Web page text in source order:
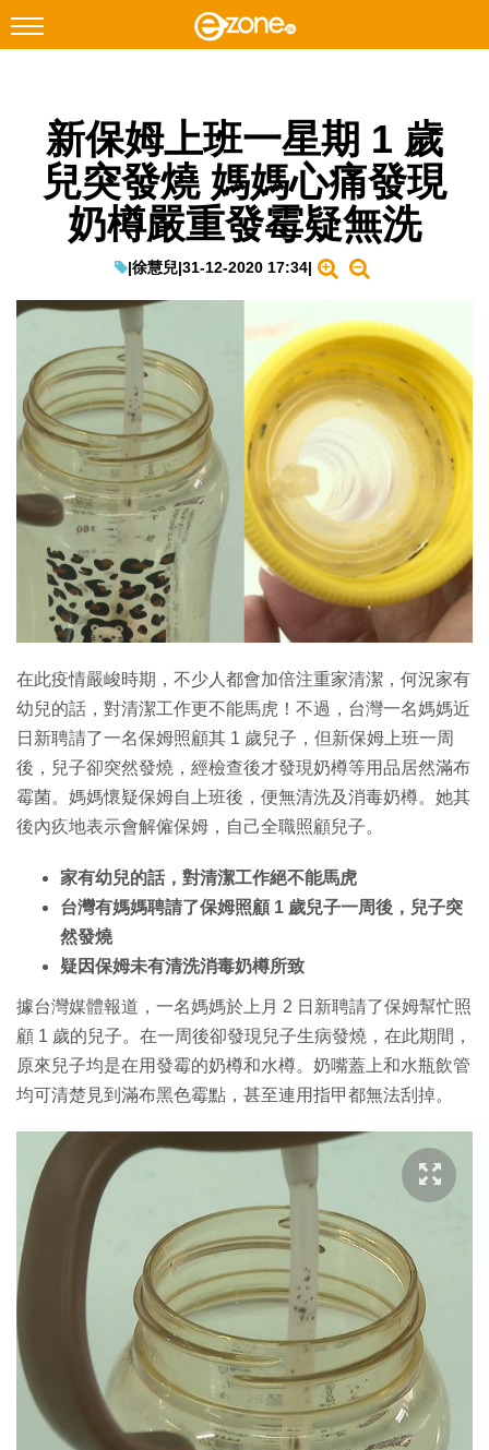
Facebook Instagram
科技焦點
網絡生活
教學評測
EduTech
IT Times
生成式AI與雲端應用
Enterprise Digital Transformation
特集
新保姆上班一星期 1 歲
兒突發燒 媽媽心痛發現
奶樽嚴重發霉疑無洗
|徐慧兒|31-12-2020 17:34|
在此疫情嚴峻時期，不少人都會加倍注重家清潔，何況家有
幼兒的話，對清潔工作更不能馬虎！不過，台灣一名媽媽近
日新聘請了一名保姆照顧其 1 歲兒子，但新保姆上班一周
後，兒子卻突然發燒，經檢查後才發現奶樽等用品居然滿布
霉菌。媽媽懷疑保姆自上班後，便無清洗及消毒奶樽。她其
後內疚地表示會解僱保姆，自己全職照顧兒子。
家有幼兒的話，對清潔工作絕不能馬虎
台灣有媽媽聘請了保姆照顧 1 歲兒子一周後，兒子突
然發燒
疑因保姆未有清洗消毒奶樽所致
據台灣媒體報道，一名媽媽於上月 2 日新聘請了保姆幫忙照
顧 1 歲的兒子。在一周後卻發現兒子生病發燒，在此期間，
原來兒子均是在用發霉的奶樽和水樽。奶嘴蓋上和水瓶飲管
均可清楚見到滿布黑色霉點，甚至連用指甲都無法刮掉。